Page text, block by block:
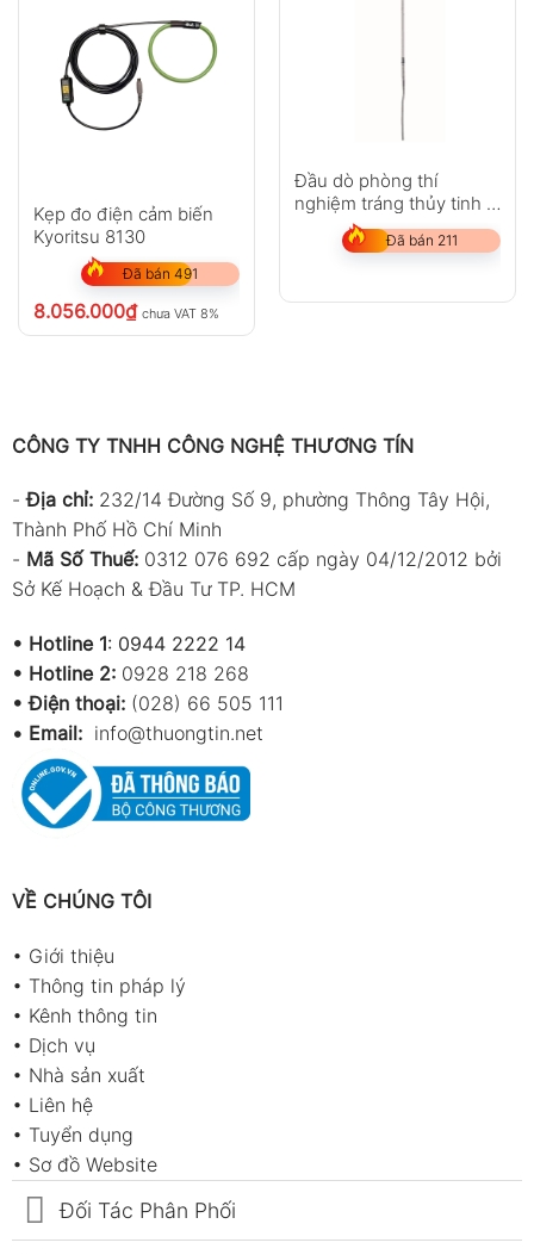
Kẹp đo điện cảm biến
Kyoritsu 8130
Đã bán 491
8.056.000₫ chưa VAT 8%
Đầu dò phòng thí
nghiệm tráng thủy tinh –
với cảm biến nhiệt độ
Đã bán 211
CÔNG TY TNHH CÔNG NGHỆ THƯƠNG TÍN
-Địa chỉ: 232/14 Đường Số 9, phường Thông Tây Hội,
Thành Phố Hồ Chí Minh
- Mã Số Thuế: 0312 076 692 cấp ngày 04/12/2012 bởi
Sở Kế Hoạch & Đầu Tư TP. HCM
• Hotline 1: 0944 2222 14
• Hotline 2: 0928 218 268
• Điện thoại: (028) 66 505 111
• Email: info@thuongtin.net
VỀ CHÚNG TÔI
• Giới thiệu
• Thông tin pháp lý
• Kênh thông tin
• Dịch vụ
• Nhà sản xuất
• Liên hệ
• Tuyển dụng
• Sơ đồ Website
Đối Tác Phân Phối